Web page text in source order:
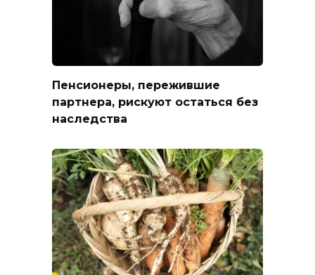
Пенсионеры, пережившие
партнера, рискуют остаться без
наследства